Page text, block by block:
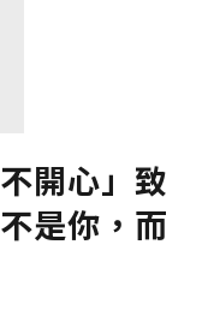
開心」致
是你，而